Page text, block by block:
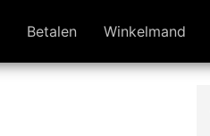
Betalen Winkelmand